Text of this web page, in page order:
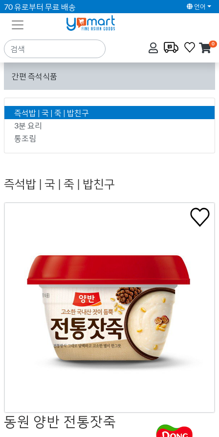
70 유로부터 무료 배송 언어
0
간편 즉석식품
즉석밥 | 국 | 죽 | 밥친구
3분 요리
통조림
즉석밥 | 국 | 죽 | 밥친구
동원 양반 전통잣죽